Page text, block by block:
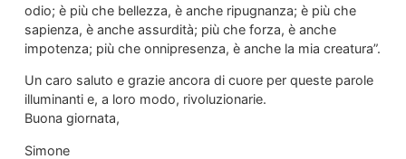
odio; è più che bellezza, è anche ripugnanza; è più che
sapienza, è anche assurdità; più che forza, è anche
impotenza; più che onnipresenza, è anche la mia creatura”.
Un caro saluto e grazie ancora di cuore per queste parole
illuminanti e, a loro modo, rivoluzionarie.
Buona giornata,
Simone